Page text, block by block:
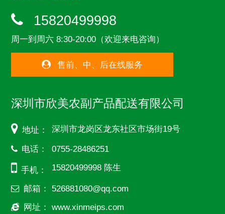
15820499998
周一到周六 8:30-20:00（欢迎来电咨询）
售前、中、后在线服务
深圳市欣美农副产品配送有限公司
地址： 深圳市龙岗区龙东社区市场街19号
电话： 0755-28486251
手机： 15820499998 陈生
邮箱： 526881080@qq.com
网址： www.xinmeips.com